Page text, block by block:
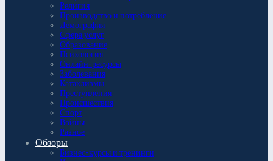
Религия
Производство и потребление
Демография
Сфера услуг
Образование
Психология
Онлайн-ресурсы
Заболевания
Катаклизмы
Преступления
Происшествия
Спорт
Войны
Разное
Обзоры
Бизнес-курсы и тренинги